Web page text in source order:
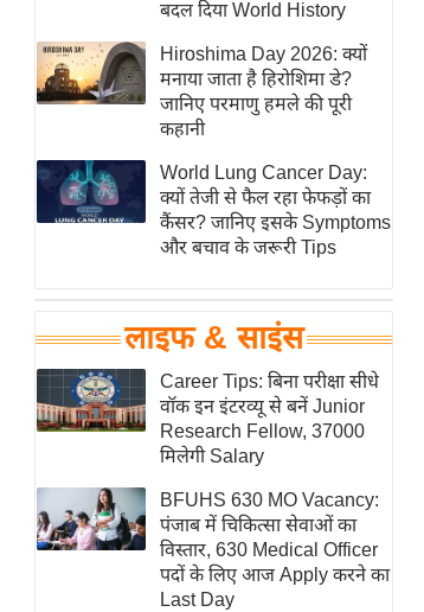
मनोरंजन जगत
बॉलीवुड
हॉलीवुड
फिल्म समीक्षा
News
लाइफस्टाइल
टेक्नॉलॉजी
ब्यूटी/फैशन
घरेलू नुस्खे
पर्यटन स्थल
फिटनेस मंत्रा
रिलेशनशिप
विश्लेषण
समसामयिक
मातृभूमि
बदल दिया World History
Hiroshima Day 2026: क्यों
मनाया जाता है हिरोशिमा डे?
जानिए परमाणु हमले की पूरी
कहानी
World Lung Cancer Day:
क्यों तेजी से फैल रहा फेफड़ों का
कैंसर? जानिए इसके Symptoms
और बचाव के जरूरी Tips
लाइफ & साइंस
Career Tips: बिना परीक्षा सीधे
वॉक इन इंटरव्यू से बनें Junior
Research Fellow, 37000
मिलेगी Salary
BFUHS 630 MO Vacancy:
पंजाब में चिकित्सा सेवाओं का
विस्तार, 630 Medical Officer
पदों के लिए आज Apply करने का
Last Day